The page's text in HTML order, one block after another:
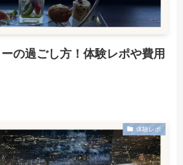
の過ごし方！体験レポや費用
体験レポ